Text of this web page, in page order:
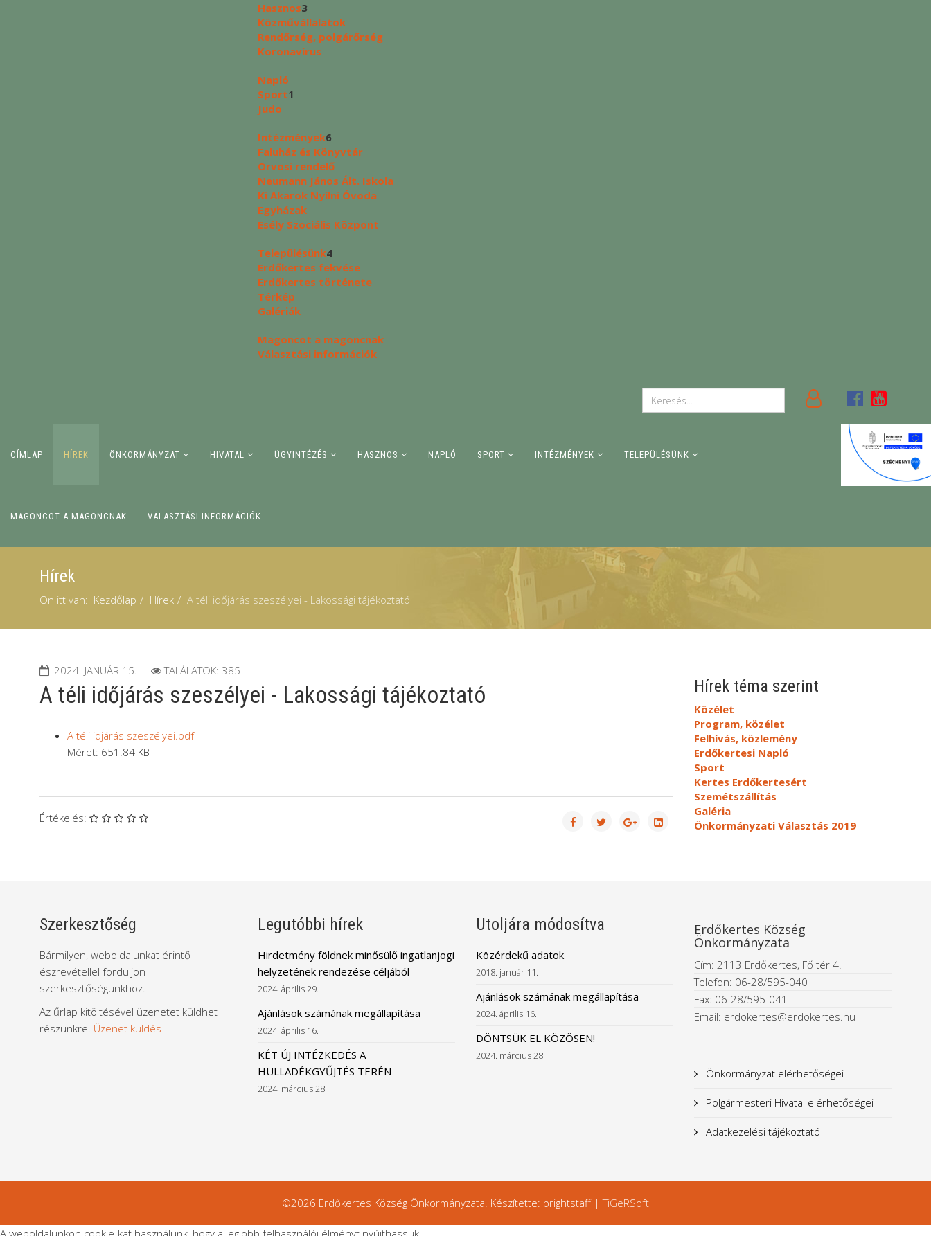
Hasznos3
Közművállalatok
Rendőrség, polgárőrség
Koronavírus
Napló
Sport1
Judo
Intézmények6
Faluház és Könyvtár
Orvosi rendelő
Neumann János Ált. Iskola
Ki Akarok Nyílni Óvoda
Egyházak
Esély Szociális Központ
Településünk4
Erdőkertes fekvése
Erdőkertes története
Térkép
Galériák
Magoncot a magoncnak
Választási információk
CÍMLAP HÍREK ÖNKORMÁNYZAT HIVATAL ÜGYINTÉZÉS HASZNOS NAPLÓ SPORT INTÉZMÉNYEK TELEPÜLÉSÜNK
MAGONCOT A MAGONCNAK VÁLASZTÁSI INFORMÁCIÓK
Hírek
Ön itt van: Kezdőlap Hírek A téli időjárás szeszélyei - Lakossági tájékoztató
2024. JANUÁR 15. TALÁLATOK: 385
A téli időjárás szeszélyei - Lakossági tájékoztató
A téli idjárás szeszélyei.pdf
Méret: 651.84 KB
Értékelés:
Hírek téma szerint
Közélet
Program, közélet
Felhívás, közlemény
Erdőkertesi Napló
Sport
Kertes Erdőkertesért
Szemétszállítás
Galéria
Önkormányzati Választás 2019
Szerkesztőség
Bármilyen, weboldalunkat érintő
észrevétellel forduljon
szerkesztőségünkhöz.
Az űrlap kitöltésével üzenetet küldhet
részünkre. Üzenet küldés
Legutóbbi hírek
Hirdetmény földnek minősülő ingatlanjogi
helyzetének rendezése céljából
2024. április 29.
Ajánlások számának megállapítása
2024. április 16.
KÉT ÚJ INTÉZKEDÉS A
HULLADÉKGYŰJTÉS TERÉN
2024. március 28.
Utoljára módosítva
Közérdekű adatok
2018. január 11.
Ajánlások számának megállapítása
2024. április 16.
DÖNTSÜK EL KÖZÖSEN!
2024. március 28.
Erdőkertes Község
Önkormányzata
Cím: 2113 Erdőkertes, Fő tér 4.
Telefon: 06-28/595-040
Fax: 06-28/595-041
Email: erdokertes@erdokertes.hu
Önkormányzat elérhetőségei
Polgármesteri Hivatal elérhetőségei
Adatkezelési tájékoztató
©2026 Erdőkertes Község Önkormányzata. Készítette: brightstaff |TiGeRSoft
A weboldalunkon cookie-kat használunk, hogy a legjobb felhasználói élményt nyújthassuk.